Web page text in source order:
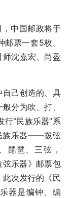
中国邮政将于
票一套5枚。
沈嘉宏、尚盈
己创造的、具
分为吹、打、
“民族乐器”系
族乐器——拨弦
琵琶、三弦，
乐器》邮票包
次发行的《民
器是编钟、编